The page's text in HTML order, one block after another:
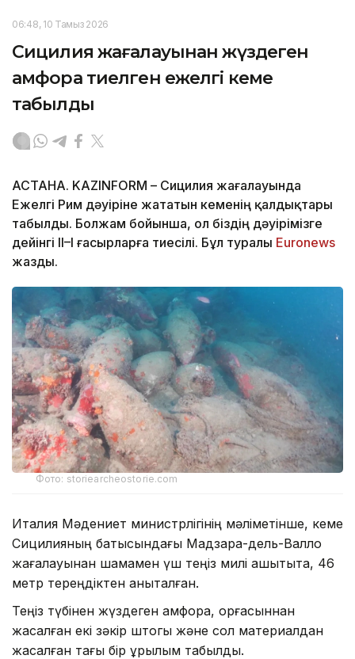
06:48, 10 Тамыз 2026
Сицилия жағалауынан жүздеген
амфора тиелген ежелгі кеме
табылды
АСТАНА. KAZINFORM – Сицилия жағалауында
Ежелгі Рим дәуіріне жататын кеменің қалдықтары
табылды. Болжам бойынша, ол біздің дәуірімізге
дейінгі II–I ғасырларға тиесілі. Бұл туралы Еuronews
жазды.
Фото: storiearcheostorie.com
Италия Мәдениет министрлігінің мәліметінше, кеме
Сицилияның батысындағы Мадзара-дель-Валло
жағалауынан шамамен үш теңіз милі қашықтықта, 46
метр тереңдіктен анықталған.
Теңіз түбінен жүздеген амфора, қорғасыннан
жасалған екі зәкір штогы және сол материалдан
жасалған тағы бір құрылым табылды.